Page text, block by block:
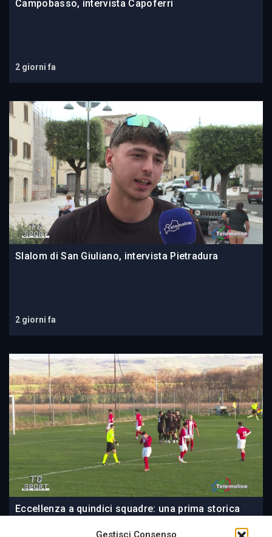
Gestisci Consenso
Campobasso, intervista Capoferri
2 giorni fa
Slalom di San Giuliano, intervista Pietradura
2 giorni fa
Eccellenza a quindici squadre: una prima storica